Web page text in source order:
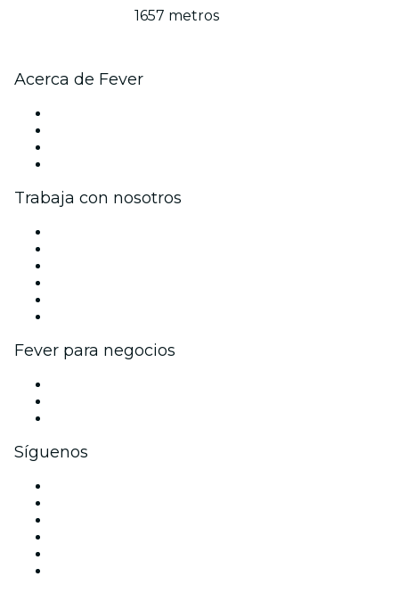
1657 metros
Acerca de Fever
Trabaja con nosotros
Fever para negocios
Síguenos